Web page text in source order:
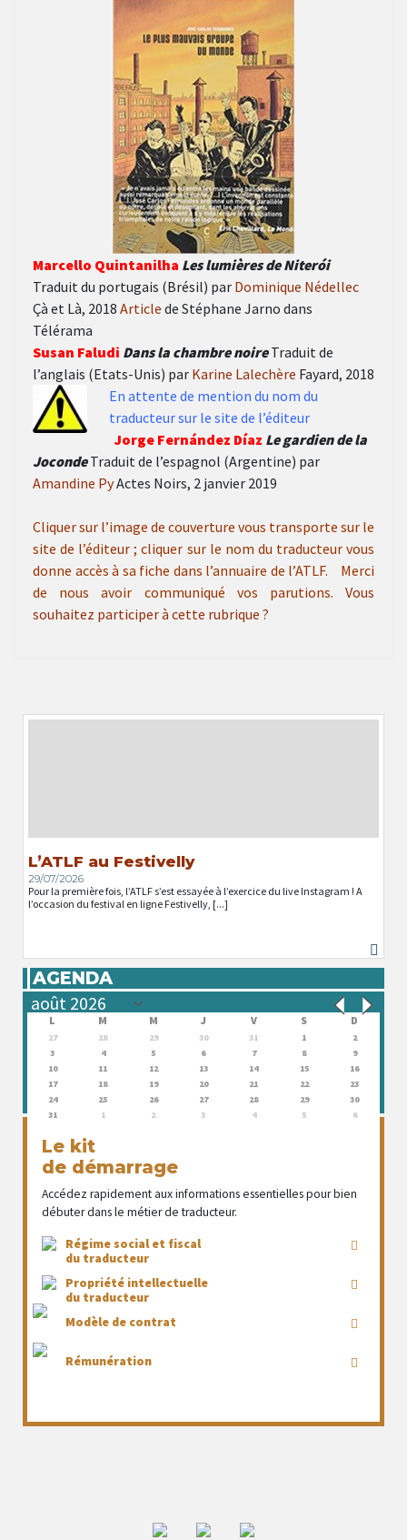
Marcello Quintanilha Les lumières de Niterói
Traduit du portugais (Brésil) par Dominique Nédellec
Çà et Là, 2018 Article de Stéphane Jarno dans
Télérama
Susan Faludi Dans la chambre noireTraduit de
l’anglais (Etats-Unis) par Karine Lalechère Fayard, 2018
En attente de mention du nom du
traducteursur le site de l’éditeur
Jorge Fernández Díaz Le gardien de la
JocondeTraduit de l’espagnol (Argentine) par
Amandine PyActes Noirs, 2 janvier 2019
Cliquer sur l’image de couverture vous transporte sur le
site de l’éditeur ; cliquer sur le nom du traducteur vous
donne accès à sa fiche dans l’annuaire de l’ATLF. Merci
de nous avoir communiqué vos parutions.
Vous
souhaitez participer à cette rubrique ?
L’ATLF au Festivelly
29/07/2026
Pour la première fois, l’ATLF s’est essayée à l’exercice du live Instagram ! A
l’occasion du festival en ligne Festivelly, [...]
AGENDA
L M M J V S D
27 28 29 30 31 1
2
3
4 5 6 7 8
9
10
11 12 13 14 15
16
17
18 19 20 21 22
23
24
25 26 27 28 29
30
31
1 2 3 4 5 6
Le kit
de démarrage
Accédez rapidement aux informations essentielles pour bien
débuter dans le métier de traducteur.
Régime social et fiscal
du traducteur
Propriété intellectuelle
du traducteur
Modèle de contrat
Rémunération